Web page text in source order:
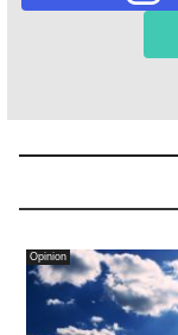
Opinion